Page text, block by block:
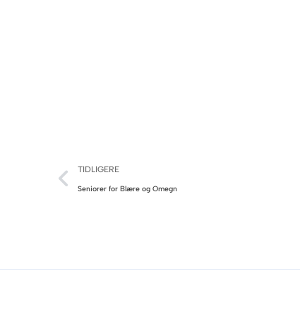
TIDLIGERE
Seniorer for Blære og Omegn